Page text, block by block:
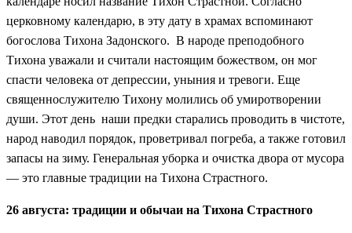
церковному календарю, в эту дату в храмах вспоминают
богослова Тихона Задонского. В народе преподобного
Тихона уважали и считали настоящим божеством, он мог
спасти человека от депрессии, уныния и тревоги. Еще
священнослужителю Тихону молились об умиротворении
души. Этот день наши предки старались проводить в чистоте,
народ наводил порядок, проветривал погреба, а также готовил
запасы на зиму. Генеральная уборка и очистка двора от мусора
— это главные традиции на Тихона Страстного.
26 августа: традиции и обычаи на Тихона Страстного